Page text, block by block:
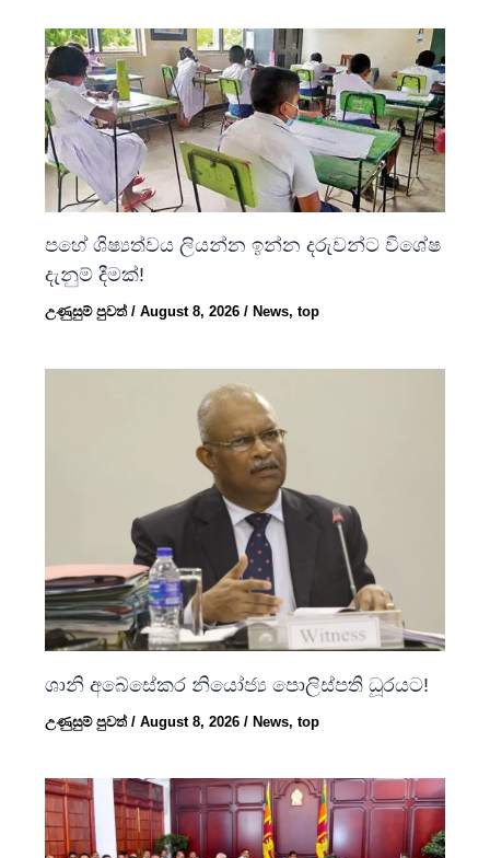
පහේ ශිෂ්‍යත්වය ලියන්න ඉන්න දරුවන්ට විශේෂ
දැනුම් දීමක්!
උණුසුම් පුවත්/August 8, 2026/ News,top
ශානි අබේසේකර නියෝජ්‍ය පොලිස්පති ධූරයට!
උණුසුම් පුවත්/August 8, 2026/News,top